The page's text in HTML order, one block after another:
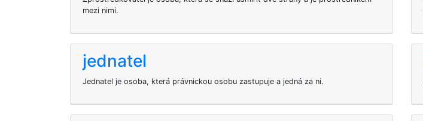
mezi nimi.
jednatel
Jednatel je osoba, která právnickou osobu zastupuje a jedná za ni.